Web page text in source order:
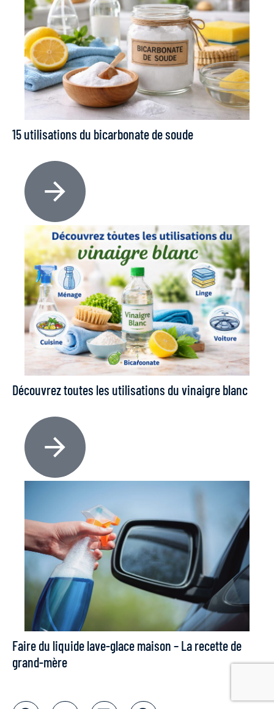
15 utilisations du bicarbonate de soude
Découvrez toutes les utilisations du vinaigre blanc
Faire du liquide lave-glace maison – La recette de
grand-mère